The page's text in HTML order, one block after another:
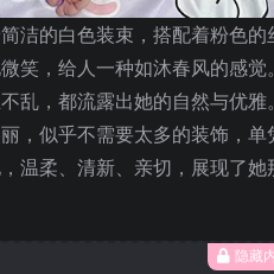
洁的白色装束，搭配着粉色的
笑，给人一种如沐春风的感觉。
乱，都流露出她的自然与优雅。
，似乎不需要太多的装饰，单
温柔、清新、亲切，展现了她
隐藏